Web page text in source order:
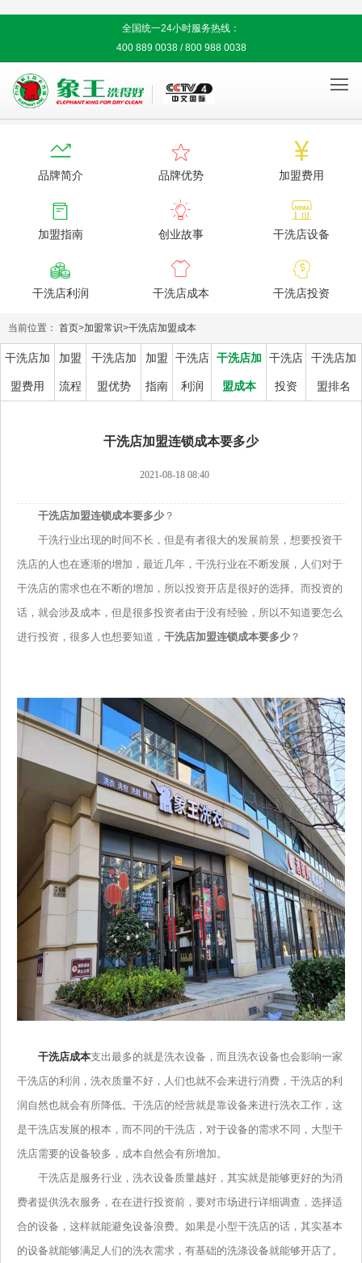
全国统一24小时服务热线：
400 889 0038 / 800 988 0038


品牌简介

品牌优势

加盟费用

加盟指南

创业故事

干洗店设备

干洗店利润

干洗店成本

干洗店投资
当前位置： 首页>加盟常识>干洗店加盟成本
干洗店加
盟费用
加盟
流程
干洗店加
盟优势
加盟
指南
干洗店
利润
干洗店加
盟成本
干洗店
投资
干洗店加
盟排名
干洗店加盟连锁成本要多少
2021-08-18 08:40
干洗店加盟连锁成本要多少 ？
干洗行业出现的时间不长，但是有者很大的发展前景，想要投资干
洗店的人也在逐渐的增加，最近几年，干洗行业在不断发展，人们对于
干洗店的需求也在不断的增加，所以投资开店是很好的选择。而投资的
话，就会涉及成本，但是很多投资者由于没有经验，所以不知道要怎么
进行投资，很多人也想要知道， 干洗店加盟连锁成本要多少 ？
干洗店成本支出最多的就是洗衣设备，而且洗衣设备也会影响一家
干洗店的利润，洗衣质量不好，人们也就不会来进行消费，干洗店的利
润自然也就会有所降低。干洗店的经营就是靠设备来进行洗衣工作，这
是干洗店发展的根本，而不同的干洗店，对于设备的需求不同，大型干
洗店需要的设备较多，成本自然会有所增加。
干洗店是服务行业，洗衣设备质量越好，其实就是能够更好的为消
费者提供洗衣服务，在在进行投资前，要对市场进行详细调查，选择适
合的设备，这样就能避免设备浪费。如果是小型干洗店的话，其实基本
的设备就能够满足人们的洗衣需求，有基础的洗涤设备就能够开店了。